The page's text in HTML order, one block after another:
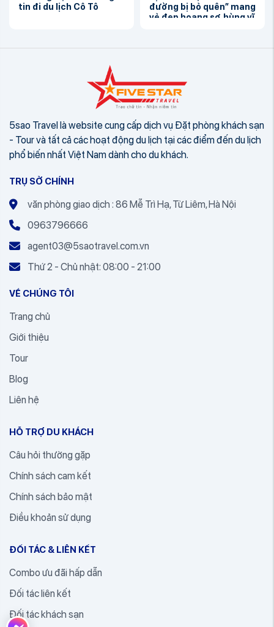
tin đi du lịch Cô Tô
đường bị bỏ quên” mang
vẻ đẹp hoang sơ, hùng vĩ
5sao Travel là website cung cấp dịch vụ Đặt phòng khách sạn
- Tour và tất cả các hoạt động du lịch tại các điểm đến du lịch
phổ biến nhất Việt Nam dành cho du khách.
TRỤ SỞ CHÍNH
văn phòng giao dịch : 86 Mễ Trì Hạ, Từ Liêm, Hà Nội
0963796666
agent03@5saotravel.com.vn
Thứ 2 - Chủ nhật: 08:00 - 21:00
VỀ CHÚNG TÔI
Trang chủ
Giới thiệu
Tour
Blog
Liên hệ
HỖ TRỢ DU KHÁCH
Câu hỏi thường gặp
Chính sách cam kết
Chính sách bảo mật
Điều khoản sử dụng
ĐỐI TÁC & LIÊN KẾT
Combo ưu đãi hấp dẫn
Đối tác liên kết
Đối tác khách sạn